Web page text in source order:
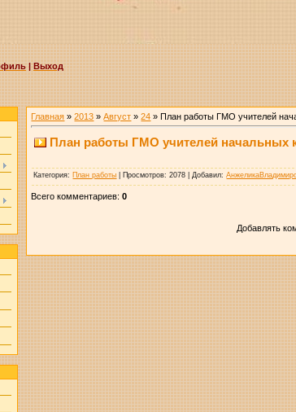
|Выход
Главная »2013 » Август » 24 » План работы ГМО учителей
План работы ГМО учителей начальных
Категория: План работы Просмотров: 2078 | Добавил:
Всего комментариев:0
Добавлять